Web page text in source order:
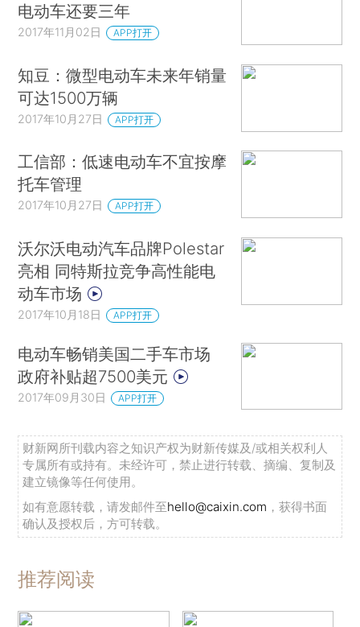
电动车还要三年
2017年11月02日 APP打开
知豆：微型电动车未来年销量
可达1500万辆
2017年10月27日 APP打开
工信部：低速电动车不宜按摩
托车管理
2017年10月27日 APP打开
沃尔沃电动汽车品牌Polestar
亮相 同特斯拉竞争高性能电
动车市场
2017年10月18日 APP打开
电动车畅销美国二手车市场
政府补贴超7500美元
2017年09月30日 APP打开
财新网所刊载内容之知识产权为财新传媒及/或相关权利人
专属所有或持有。未经许可，禁止进行转载、摘编、复制及
建立镜像等任何使用。
如有意愿转载，请发邮件至hello@caixin.com ，获得书面
确认及授权后，方可转载。
推荐阅读